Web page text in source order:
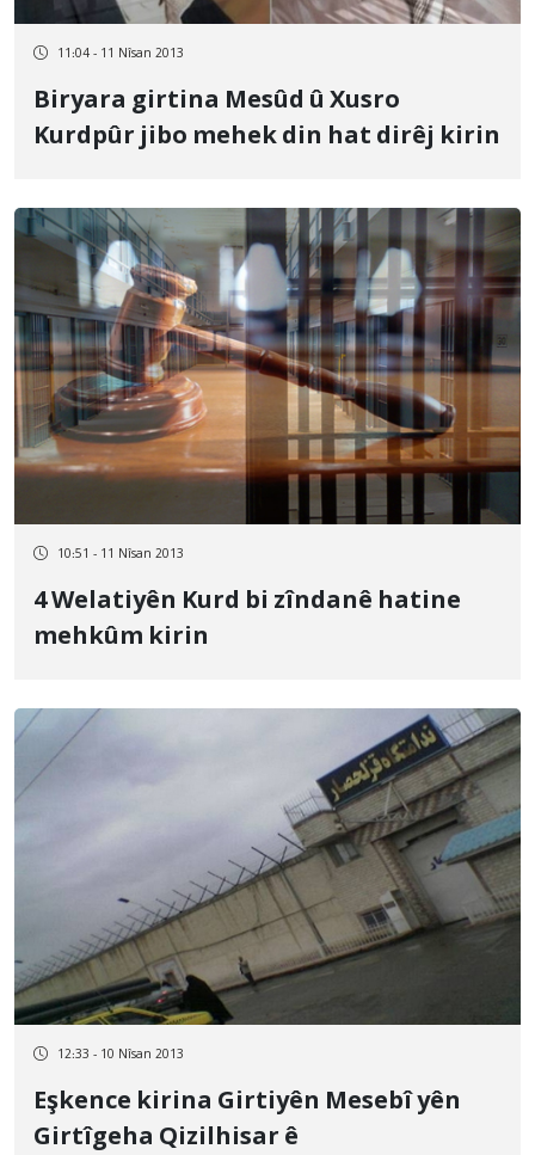
11:04 - 11 Nîsan 2013
Biryara girtina Mesûd û Xusro
Kurdpûr jibo mehek din hat dirêj kirin
10:51 - 11 Nîsan 2013
4 Welatiyên Kurd bi zîndanê hatine
mehkûm kirin
12:33 - 10 Nîsan 2013
Eşkence kirina Girtiyên Mesebî yên
Girtîgeha Qizilhisar ê